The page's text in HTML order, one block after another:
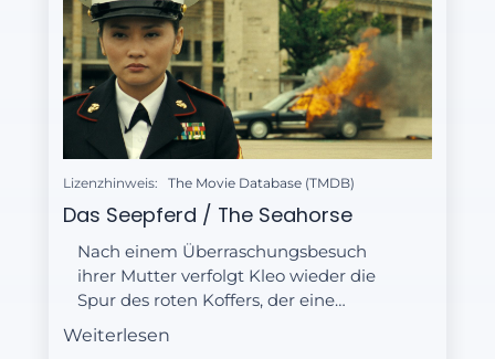
Lizenzhinweis: The Movie Database (TMDB)
Das Seepferd / The Seahorse
Nach einem Überraschungsbesuch
ihrer Mutter verfolgt Kleo wieder die
Spur des roten Koffers, der eine
beunruhigende Verbindung zu ihrer
Weiterlesen